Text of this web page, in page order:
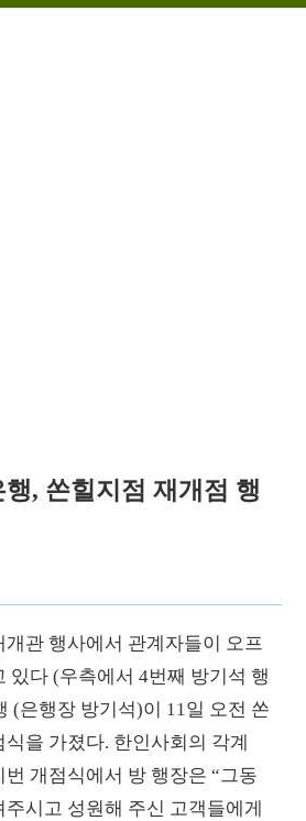
, 쏜힐지점 재개점 행
관 행사에서 관계자들이 오프
있다 (우측에서 4번째 방기석 행
(은행장 방기석)이 11일 오전 쏜
을 가졌다. 한인사회의 각계
개점식에서 방 행장은 “그동
시고 성원해 주신 고객들에게